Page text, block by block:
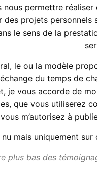
permettre
projets personnels
le sens de la
le ou la modèle
du temps de
je vous accorde de
que vous utiliserez
m’autorisez à
mais uniquement
plus bas des